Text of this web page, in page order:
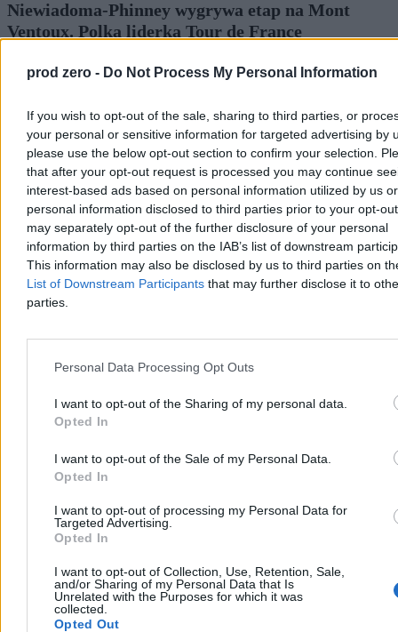
prod zero - Do Not Process My Personal Information
If you wish to opt-out of the sale, sharing to third parties, or
your personal or sensitive information for targeted advertising by
please use the below opt-out section to confirm your selection.
that after your opt-out request is processed you may continue
interest-based ads based on personal information utilized by us or
personal information disclosed to third parties prior to your opt-
may separately opt-out of the further disclosure of your personal
information by third parties on the IAB’s list of downstream
This information may also be disclosed by us to third parties on
List of Downstream Participants that may further disclose it to
parties.
Personal Data Processing Opt Outs
I want to opt-out of the Sharing of my personal data.
Opted In
I want to opt-out of the Sale of my Personal Data.
Opted In
I want to opt-out of processing my Personal Data for
Targeted Advertising.
Opted In
I want to opt-out of Collection, Use, Retention, Sale,
and/or Sharing of my Personal Data that Is
Unrelated with the Purposes for which it was
collected.
Opted Out
Niewiadoma-Phinney wygrywa etap na Mont
Ventoux. Polka liderką Tour de France
Katarzyna Niewiadoma-Phinney (Canyon-SRAM) wygrała 7. etap
Tour de France Kobiet, kończący się na szczycie Mont Ventoux, i
etapowe zwycięstwo od 2019 r. Ósma na etapie była Dominika
Włodarczyk (UAE Team ADQ), tracąc 3 minuty i 26 sekund.
Tomasz Pałasz
Wczoraj 19:27
3 min
Reklama
Reklama